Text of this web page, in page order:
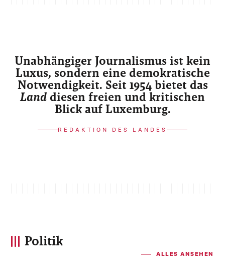
Unabhängiger Journalismus ist kein
Luxus, sondern eine demokratische
Notwendigkeit. Seit 1954 bietet das
Land diesen freien und kritischen
Blick auf Luxemburg.
REDAKTION DES LANDES
Politik
ALLES ANSEHEN